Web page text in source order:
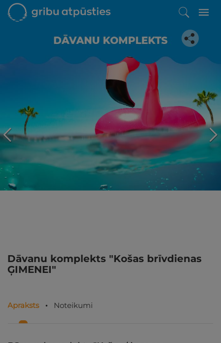
Iepatikās šis piedāvājums?
Līdz brīnišķīgai atpūtai atlikuši tikai daži soļi
PĒRKU
Dāvanu komplekts "Košas brīvdienas
ĢIMENEI"
Apraksts Noteikumi